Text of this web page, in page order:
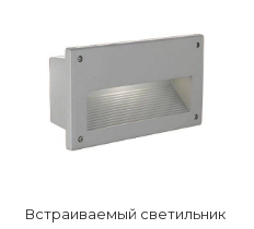
Встраиваемый светильник